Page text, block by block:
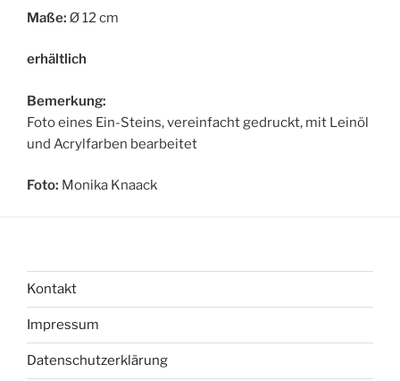
Maße: Ø 12 cm
erhältlich
Bemerkung:
Foto eines Ein-Steins, vereinfacht gedruckt, mit Leinöl
und Acrylfarben bearbeitet
Foto: Monika Knaack
Kontakt
Impressum
Datenschutzerklärung